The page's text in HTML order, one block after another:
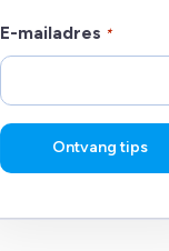
E-mailadres *
Ontvang tips